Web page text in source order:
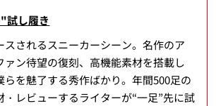
試し履き
スされるスニーカーシーン。名作のア
ァン待望の復刻、高機能素材を搭載し
らを魅了する秀作ばかり。年間500足の
・レビューするライターが“一足”先に試